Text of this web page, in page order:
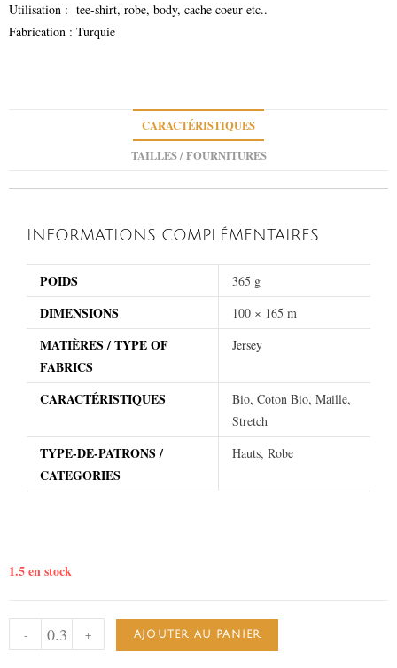
Utilisation : tee-shirt, robe, body, cache coeur etc..
Fabrication : Turquie
CARACTÉRISTIQUES
TAILLES / FOURNITURES
INFORMATIONS COMPLÉMENTAIRES
POIDS 365 g
DIMENSIONS 100 × 165 m
MATIÈRES / TYPE OF
FABRICS
Jersey
CARACTÉRISTIQUES
Bio, Coton Bio, Maille,
Stretch
TYPE-DE-PATRONS /
CATEGORIES
Hauts, Robe
1.5 en stock
- + AJOUTER AU PANIER